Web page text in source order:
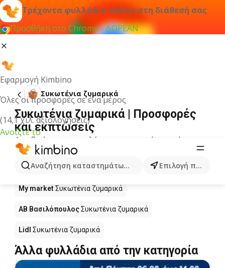
Τρέχοντα φυλλάδια πάντα στη διάθεσή σας
Προσθήκη στο Chrome - ΔΩΡΕΑΝ
Εφαρμογή Kimbino
Όλες οι προσφορές σε ένα μέρος
(14,1 χιλ. αξιολογήσεις)
Ανοίξτε το
Αναζήτηση καταστημάτων, κατηγοριών, προϊόντων...
Επιλογή πόλης
Συκωτένια ζυμαρικά
Συκωτένια ζυμαρικά | Προσφορές
και εκπτώσεις
Δεν βρήκαμε αποτελέσματα για αυτόν τον όρο.
Συκωτένια ζυμαρικά σε προσφορά -
Πού να αγοράσετε;
My marketΣυκωτένια ζυμαρικά
ΑΒ ΒασιλόπουλοςΣυκωτένια ζυμαρικά
Lidl Συκωτένια ζυμαρικά
Άλλα φυλλάδια από την κατηγορία